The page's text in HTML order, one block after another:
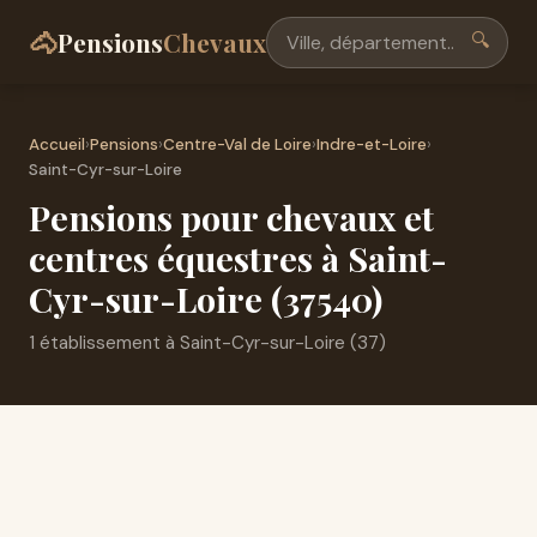
🐴PensionsChevaux 🔍
Accueil›Pensions›Centre-Val de Loire›Indre-et-Loire›
Saint-Cyr-sur-Loire
Pensions pour chevaux et
centres équestres à Saint-
Cyr-sur-Loire (37540)
1 établissement à Saint-Cyr-sur-Loire (37)